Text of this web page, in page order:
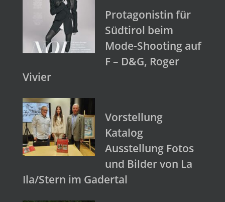
Protagonistin für
Südtirol beim
Mode-Shooting auf
F – D&G, Roger
Vivier
Vorstellung
Katalog
Ausstellung Fotos
und Bilder von La
Ila/Stern im Gadertal